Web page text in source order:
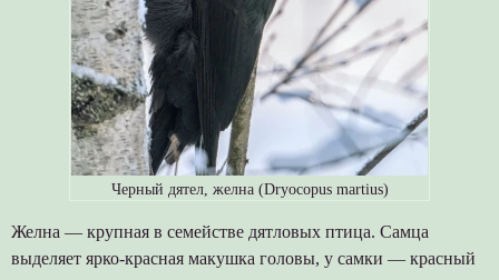
Черный дятел, желна (Dryocopus martius)
Желна — крупная в семействе дятловых птица. Самца
выделяет ярко-красная макушка головы, у самки — красный